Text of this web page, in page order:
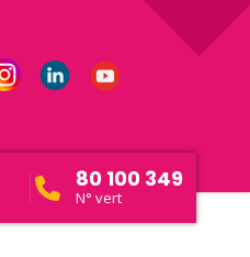
80 100 349
N° vert